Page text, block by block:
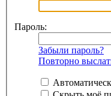
Пароль:
Забыли пароль?
Повторно